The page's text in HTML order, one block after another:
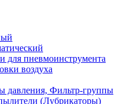
для пневмоинструмента
воздуха
давления, Фильтр-группы
(Лубрикаторы)